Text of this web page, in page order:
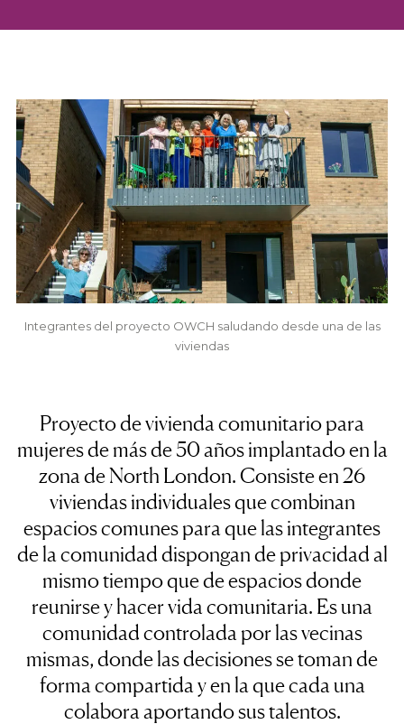
Integrantes del proyecto OWCH saludando desde una de las
viviendas
Proyecto de vivienda comunitario para
mujeres de más de 50 años implantado en la
zona de North London. Consiste en 26
viviendas individuales que combinan
espacios comunes para que las integrantes
de la comunidad dispongan de privacidad al
mismo tiempo que de espacios donde
reunirse y hacer vida comunitaria. Es una
comunidad controlada por las vecinas
mismas, donde las decisiones se toman de
forma compartida y en la que cada una
colabora aportando sus talentos.